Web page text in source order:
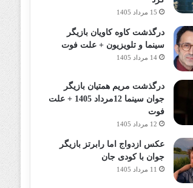
15 مرداد 1405
درگذشت کاوه کاویان بازیگر
سینما و تلویزیون + علت فوت
14 مرداد 1405
درگذشت مریم همتیان بازیگر
جوان سینما 12مرداد 1405 + علت
فوت
12 مرداد 1405
عکس ازدواج اما رابرتز بازیگر
جوان با کودی جان
11 مرداد 1405